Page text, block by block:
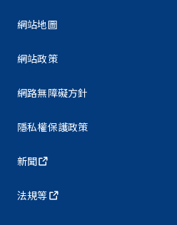
網站地圖
網站政策
網路無障礙方針
隱私權保護政策
新聞
法規等